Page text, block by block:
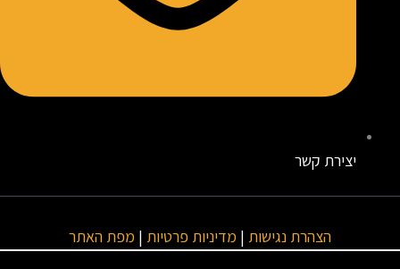
יצירת קשר
הצהרת נגישות| מדיניות פרטיות| מפת האתר